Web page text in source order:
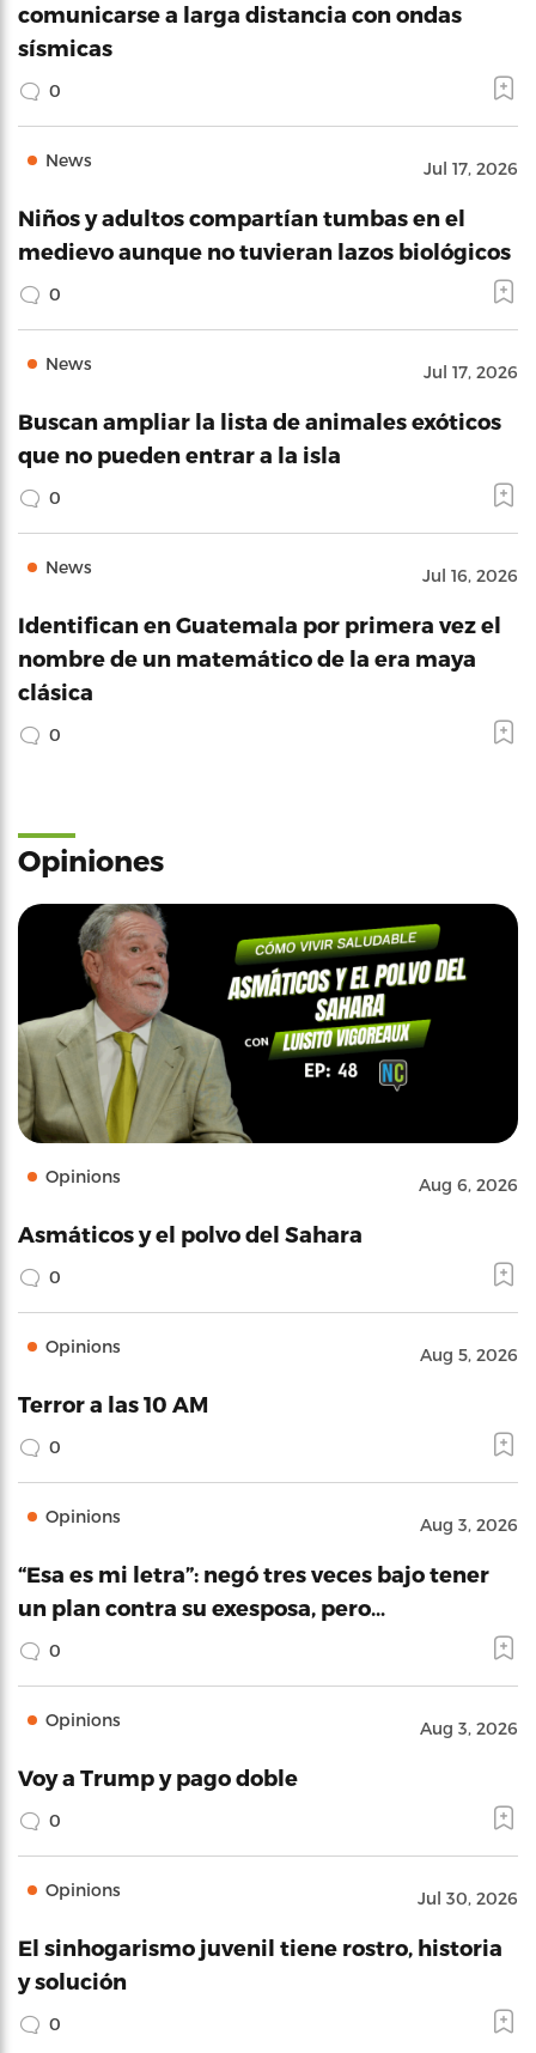
comunicarse a larga distancia con ondas
sísmicas
0
News Jul 17, 2026
Niños y adultos compartían tumbas en el
medievo aunque no tuvieran lazos biológicos
0
News Jul 17, 2026
Buscan ampliar la lista de animales exóticos
que no pueden entrar a la isla
0
News Jul 16, 2026
Identifican en Guatemala por primera vez el
nombre de un matemático de la era maya
clásica
0
Opiniones
Opinions Aug 6, 2026
Asmáticos y el polvo del Sahara
0
Opinions Aug 5, 2026
Terror a las 10 AM
0
Opinions Aug 3, 2026
“Esa es mi letra”: negó tres veces bajo tener
un plan contra su exesposa, pero…
0
Opinions Aug 3, 2026
Voy a Trump y pago doble
0
Opinions Jul 30, 2026
El sinhogarismo juvenil tiene rostro, historia
y solución
0